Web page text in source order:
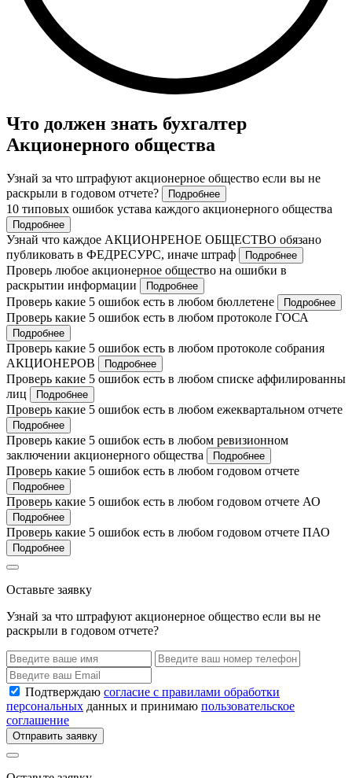
Что должен знать бухгалтер
Акционерного общества
Узнай за что штрафуют акционерное общество если вы не
раскрыли в годовом отчете?
Подробнее
10 типовых ошибок устава каждого акционерного общества
Подробнее
Узнай что каждое АКЦИОНРЕНОЕ ОБЩЕСТВО обязано
публиковать в ФЕДРЕСУРС, иначе штраф
Подробнее
Проверь любое акционерное общество на ошибки в
раскрытии информации
Подробнее
Проверь какие 5 ошибок есть в любом бюллетене Подробнее
Проверь какие 5 ошибок есть в любом протоколе ГОСА
Подробнее
Проверь какие 5 ошибок есть в любом протоколе собрания
АКЦИОНЕРОВ
Подробнее
Проверь какие 5 ошибок есть в любом списке аффилированны
лиц
Подробнее
Проверь какие 5 ошибок есть в любом ежеквартальном отчете
Подробнее
Проверь какие 5 ошибок есть в любом ревизионном
заключении акционерного общества
Подробнее
Проверь какие 5 ошибок есть в любом годовом отчете
Подробнее
Проверь какие 5 ошибок есть в любом годовом отчете АО
Подробнее
Проверь какие 5 ошибок есть в любом годовом отчете ПАО
Подробнее
Оставьте заявку
Узнай за что штрафуют акционерное общество если вы не
раскрыли в годовом отчете?
Подтверждаю согласие с правилами обработки
персональных данных и принимаю пользовательское
соглашение
Отправить заявку